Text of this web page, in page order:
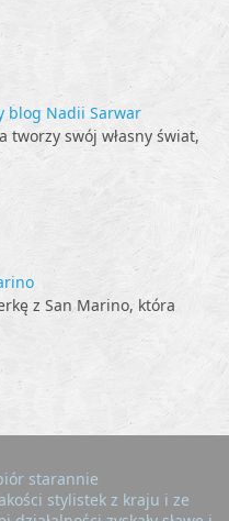
blog Nadii Sarwar
swój własny świat,
z San Marino, która
starannie
stylistek z kraju i ze